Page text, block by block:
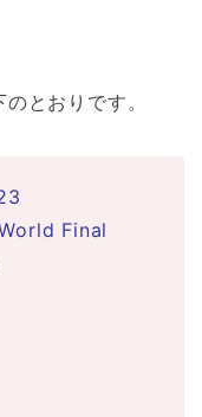
とおりです。
Final